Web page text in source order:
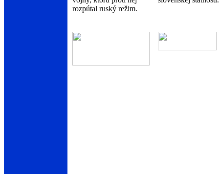
rozpútal ruský režim.